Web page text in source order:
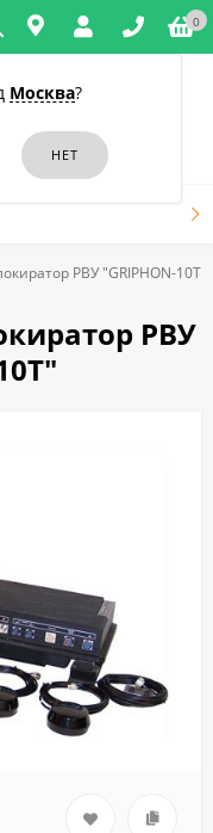
Москва?
0
в Челябинске
РВУ "GRIPHON-10Т"
РВУ